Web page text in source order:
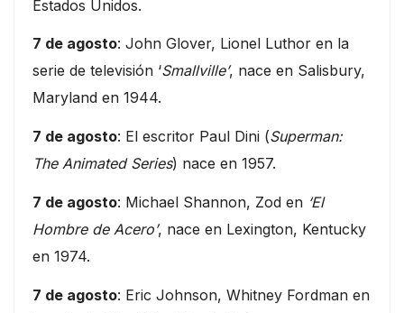
Estados Unidos.
7 de agosto: John Glover, Lionel Luthor en la
serie de televisión ‘Smallville’, nace en Salisbury,
Maryland en 1944.
7 de agosto: El escritor Paul Dini (Superman:
The Animated Series) nace en 1957.
7 de agosto: Michael Shannon, Zod en ‘El
Hombre de Acero’, nace en Lexington, Kentucky
en 1974.
7 de agosto: Eric Johnson, Whitney Fordman en